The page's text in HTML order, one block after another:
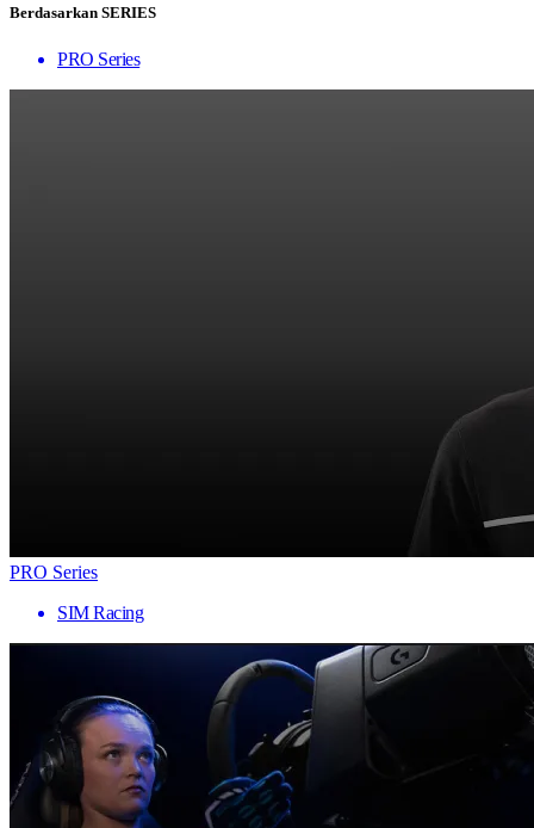
Berdasarkan SERIES
PRO Series
PRO Series
SIM Racing